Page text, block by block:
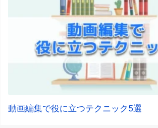
動画編集で役に立つテクニック5選